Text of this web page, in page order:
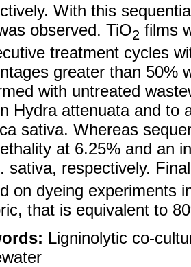
With this
observed. TiO2 films
treatment cycles
greater than 50%
with untreated
Hydra attenuata and to
sativa. Whereas
at 6.25% and an
sativa, respectively.
on dyeing experiments
that is equivalent to
Ligninolytic co-